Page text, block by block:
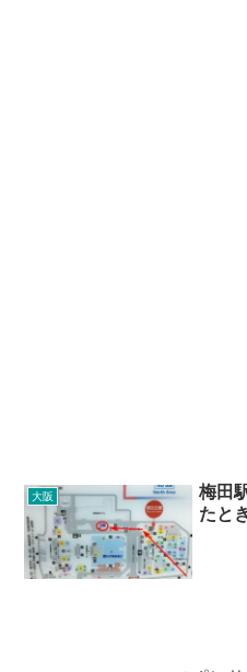
大阪
梅田
たと